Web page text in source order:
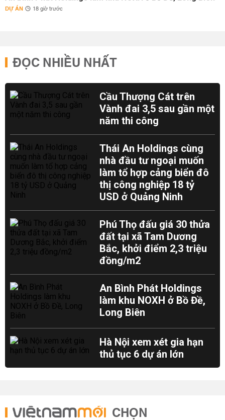
DỰ ÁN 18 giờ trước
ĐỌC NHIỀU NHẤT
Cầu Thượng Cát trên
Vành đai 3,5 sau gần một
năm thi công
Thái An Holdings cùng
nhà đầu tư ngoại muốn
làm tổ hợp cảng biển đô
thị công nghiệp 18 tỷ
USD ở Quảng Ninh
Phú Thọ đấu giá 30 thửa
đất tại xã Tam Dương
Bắc, khởi điểm 2,3 triệu
đồng/m2
An Bình Phát Holdings
làm khu NOXH ở Bồ Đề,
Long Biên
Hà Nội xem xét gia hạn
thủ tục 6 dự án lớn
CHỌN